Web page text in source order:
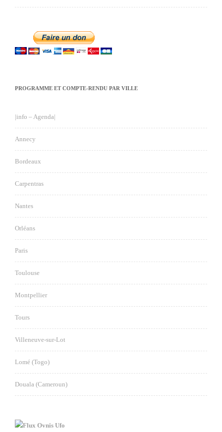
PROGRAMME ET COMPTE-RENDU PAR VILLE
|info – Agenda|
Annecy
Bordeaux
Carpentras
Nantes
Orléans
Paris
Toulouse
Montpellier
Tours
Villeneuve-sur-Lot
Lomé (Togo)
Douala (Cameroun)
Ovnis Ufo